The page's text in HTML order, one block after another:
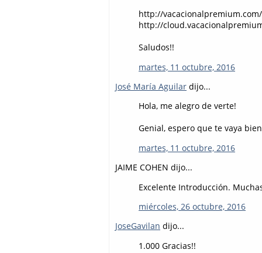
http://vacacionalpremium.com/
http://
Saludos!!
martes, 11 octubre, 2016
José María Aguilar dijo...
Hola, me alegro de verte!
Genial, espero que te vaya
martes, 11 octubre, 2016
JAIME COHEN dijo...
Excelente Introducción.
miércoles, 26 octubre, 2016
JoseGavilan dijo...
1.000 Gracias!!